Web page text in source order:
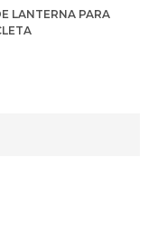
LANTERNA PARA